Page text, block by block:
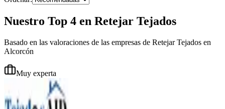
Nuestro Top 4 en Retejar Tejados
Basado en las valoraciones de las empresas de Retejar Tejados en
Alcorcón
Muy experta